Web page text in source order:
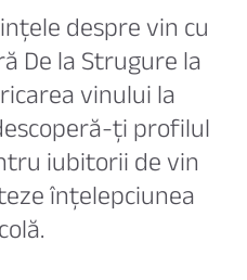
despre vin cu
De la Strugure la
vinului la
ți profilul
iubitorii de vin
înțelepciunea